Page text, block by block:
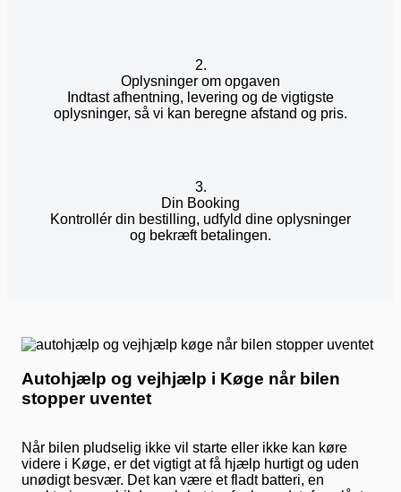
2.
Oplysninger om opgaven
Indtast afhentning, levering og de vigtigste
oplysninger, så vi kan beregne afstand og pris.
3.
Din Booking
Kontrollér din bestilling, udfyld dine oplysninger
og bekræft betalingen.
Autohjælp og vejhjælp i Køge når bilen
stopper uventet
Når bilen pludselig ikke vil starte eller ikke kan køre
videre i Køge, er det vigtigt at få hjælp hurtigt og uden
unødigt besvær. Det kan være et fladt batteri, en